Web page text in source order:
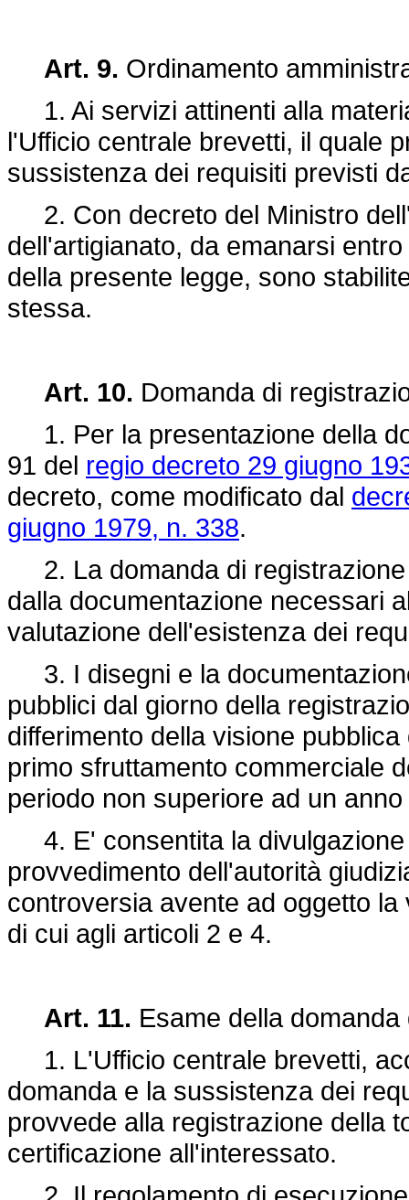
Art. 9. Ordinamento
1. Ai servizi attinenti alla
l'Ufficio centrale brevetti, il quale
sussistenza dei requisiti previsti
2. Con decreto del Ministro
dell'artigianato, da emanarsi
della presente legge, sono
stessa.
Art. 10. Domanda di
1. Per la presentazione della
91 del regio decreto 29 giugno
decreto, come modificato dal
giugno 1979, n. 338.
2. La domanda di
dalla documentazione necessari
valutazione dell'esistenza dei
3. I disegni e la
pubblici dal giorno della
differimento della visione
primo sfruttamento commerciale
periodo non superiore ad un
4. E' consentita la divulgazione
provvedimento dell'autorità
controversia avente ad oggetto
di cui agli articoli 2 e 4.
Art. 11. Esame della
1. L'Ufficio centrale brevetti,
domanda e la sussistenza dei
provvede alla registrazione della
certificazione all'interessato.